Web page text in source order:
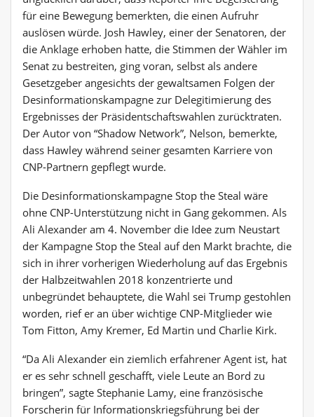
für eine Bewegung bemerkten, die einen Aufruhr
auslösen würde. Josh Hawley, einer der Senatoren, der
die Anklage erhoben hatte, die Stimmen der Wähler im
Senat zu bestreiten, ging voran, selbst als andere
Gesetzgeber angesichts der gewaltsamen Folgen der
Desinformationskampagne zur Delegitimierung des
Ergebnisses der Präsidentschaftswahlen zurücktraten.
Der Autor von “Shadow Network”, Nelson, bemerkte,
dass Hawley während seiner gesamten Karriere von
CNP-Partnern gepflegt wurde.
Die Desinformationskampagne Stop the Steal wäre
ohne CNP-Unterstützung nicht in Gang gekommen. Als
Ali Alexander am 4. November die Idee zum Neustart
der Kampagne Stop the Steal auf den Markt brachte, die
sich in ihrer vorherigen Wiederholung auf das Ergebnis
der Halbzeitwahlen 2018 konzentrierte und
unbegründet behauptete, die Wahl sei Trump gestohlen
worden, rief er an über wichtige CNP-Mitglieder wie
Tom Fitton, Amy Kremer, Ed Martin und Charlie Kirk.
“Da Ali Alexander ein ziemlich erfahrener Agent ist, hat
er es sehr schnell geschafft, viele Leute an Bord zu
bringen”, sagte Stephanie Lamy, eine französische
Forscherin für Informationskriegsführung bei der